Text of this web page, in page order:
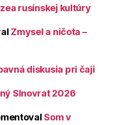
rusínskej kultúry
Zmysel a ničota –
diskusia pri čaji
Slnovrat 2026
Som v